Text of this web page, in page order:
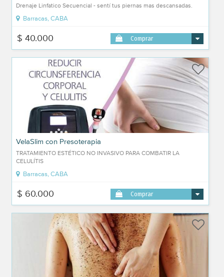
Drenaje Linfatico Secuencial - sentí tus piernas mas descansadas.
Barracas, CABA
$ 40.000 Comprar
VelaSlim con Presoterapia
TRATAMIENTO ESTÉTICO NO INVASIVO PARA COMBATIR LA
CELULÍTIS
Barracas, CABA
$ 60.000 Comprar